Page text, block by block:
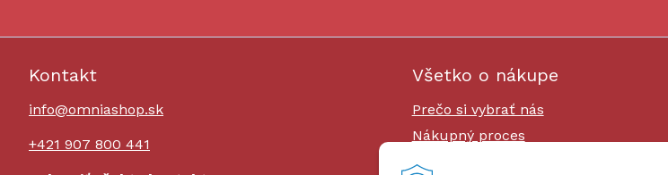
Kontakt
info@omniashop.sk
+421 907 800 441
Všetko o nákupe
Prečo si vybrať nás
Nákupný proces
Platby a doprava